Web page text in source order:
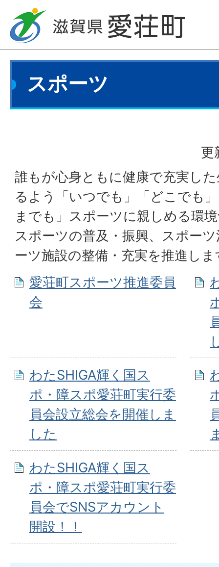
スポーツ
更
誰もが心身ともに健康で充実し
るよう「いつでも」「どこでも
までも」スポーツに親しめる環
スポーツの普及・振興、スポー
ーツ施設の整備・充実を推進しま
愛荘町スポーツ推進委員
会
わたSHIGA輝く国ス
ポ・障スポ愛荘町実行委
員会設立総会を開催しま
した
わたSHIGA輝く国ス
ポ・障スポ愛荘町実行委
員会でSNSアカウント
開設！！